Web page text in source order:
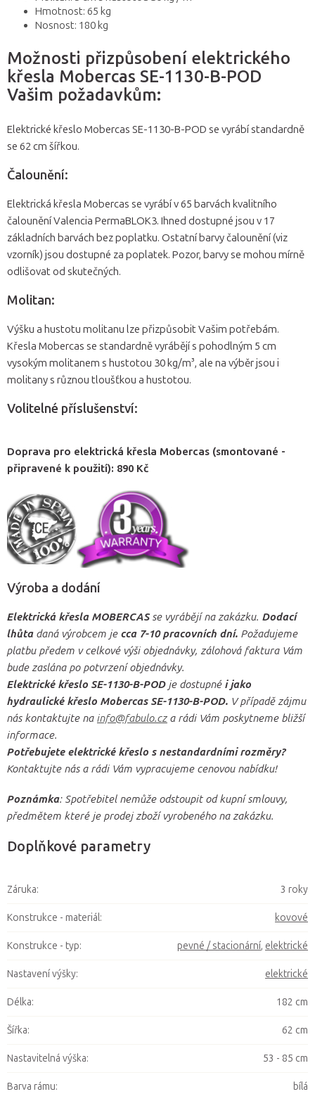
Hmotnost: 65 kg
Nosnost: 180 kg
Možnosti přizpůsobení elektrického
křesla Mobercas SE-1130-B-POD
Vašim požadavkům:
Elektrické křeslo Mobercas SE-1130-B-POD se vyrábí standardně
se 62 cm šířkou.
Čalounění:
Elektrická křesla Mobercas se vyrábí v 65 barvách kvalitního
čalounění Valencia PermaBLOK3. Ihned dostupné jsou v 17
základních barvách bez poplatku. Ostatní barvy čalounění (viz
vzorník) jsou dostupné za poplatek. Pozor, barvy se mohou mírně
odlišovat od skutečných.
Molitan:
Výšku a hustotu molitanu lze přizpůsobit Vašim potřebám.
Křesla Mobercas se standardně vyrábějí s pohodlným 5 cm
vysokým molitanem s hustotou 30 kg/m³, ale na výběr jsou i
molitany s různou tloušťkou a hustotou.
Volitelné příslušenství:
Doprava pro elektrická křesla Mobercas (smontované -
připravené k použití): 890 Kč
Výroba a dodání
Elektrická křesla MOBERCASse vyrábějí na zakázku. Dodací
lhůta daná výrobcem je cca 7-10 pracovních dní. Požadujeme
platbu předem v celkové výši objednávky, zálohová faktura Vám
bude zaslána po potvrzení objednávky.
Elektrické křeslo SE-1130-B-POD je dostupné i jako
hydraulické křeslo Mobercas SE-1130-B-POD. V případě zájmu
nás kontaktujte na info@fabulo.cz a rádi Vám poskytneme bližší
informace.
Potřebujete elektrické křeslo s nestandardními rozměry?
Kontaktujte nás a rádi Vám vypracujeme cenovou nabídku!
Poznámka: Spotřebitel nemůže odstoupit od kupní smlouvy,
předmětem které je prodej zboží vyrobeného na zakázku.
Doplňkové parametry
Záruka: 3 roky
Konstrukce - materiál: kovové
Konstrukce - typ: pevné / stacionární, elektrické
Nastavení výšky: elektrické
Délka: 182 cm
Šířka: 62 cm
Nastavitelná výška: 53 - 85 cm
Barva rámu: bílá